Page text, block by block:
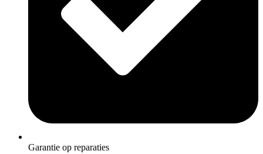
Garantie op reparaties